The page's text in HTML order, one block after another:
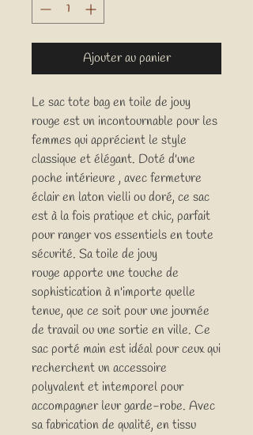
Ajouter au panier
Le sac tote bag en toile de jouy
rouge est un incontournable pour les
femmes qui apprécient le style
classique et élégant. Doté d'une
poche intérieure , avec fermeture
éclair en laton vielli ou doré, ce sac
est à la fois pratique et chic, parfait
pour ranger vos essentiels en toute
sécurité. Sa toile de jouy
rouge apporte une touche de
sophistication à n'importe quelle
tenue, que ce soit pour une journée
de travail ou une sortie en ville. Ce
sac porté main est idéal pour ceux qui
recherchent un accessoire
polyvalent et intemporel pour
accompagner leur garde-robe. Avec
sa fabrication de qualité, en tissu